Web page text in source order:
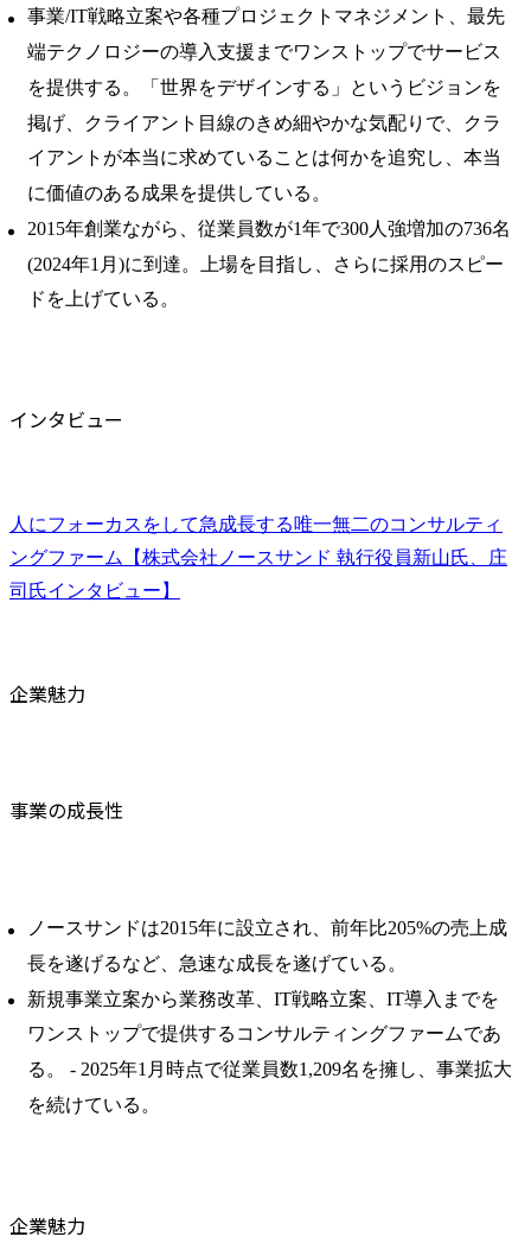
事業/IT戦略立案や各種プロジェクトマネジメント、最先
端テクノロジーの導入支援までワンストップでサービス
を提供する。「世界をデザインする」というビジョンを
掲げ、クライアント目線のきめ細やかな気配りで、クラ
イアントが本当に求めていることは何かを追究し、本当
に価値のある成果を提供している。
2015年創業ながら、従業員数が1年で300人強増加の736名
(2024年1月)に到達。上場を目指し、さらに採用のスピー
ドを上げている。
インタビュー
人にフォーカスをして急成長する唯一無二のコンサルティ
ングファーム【株式会社ノースサンド 執行役員新山氏、庄
司氏インタビュー】
企業魅力
事業の成長性
ノースサンドは2015年に設立され、前年比205%の売上成
長を遂げるなど、急速な成長を遂げている。 ​
新規事業立案から業務改革、IT戦略立案、IT導入までを
ワンストップで提供するコンサルティングファームであ
る。 ​- 2025年1月時点で従業員数1,209名を擁し、事業拡大
を続けている。
企業魅力